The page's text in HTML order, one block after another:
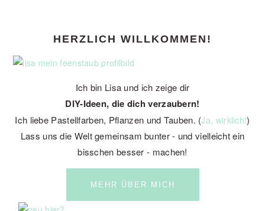
HERZLICH WILLKOMMEN!
Ich bin Lisa und ich zeige dir
DIY-Ideen, die dich verzaubern!
Ich liebe Pastellfarben, Pflanzen und Tauben. (Ja, wirklich!)
Lass uns die Welt gemeinsam bunter - und vielleicht ein
bisschen besser - machen!
MEHR ÜBER MICH